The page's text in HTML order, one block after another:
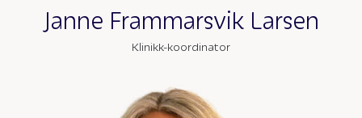
Janne Frammarsvik Larsen
Klinikk-koordinator